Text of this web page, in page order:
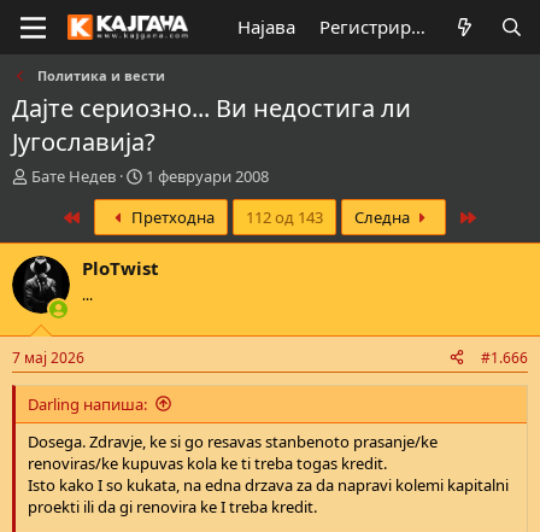
Најава Регистрирај се
Политика и вести
Даjте сериозно... Ви недостига ли
Jугославиjа?
К
а
т
о
р
н
т
е
м
а
т
а
Бате Недев
В
р
е
м
е
п
о
ч
н
у
в
а
1 февруари 2008
Претходна 112 од 143 Следна
PloTwist
...
7 мај 2026 #1.666
Darling напиша:
Dosega. Zdravje, ke si go resavas stanbenoto prasanje/ke
renoviras/ke kupuvas kola ke ti treba togas kredit.
Isto kako I so kukata, na edna drzava za da napravi kolemi kapitalni
proekti ili da gi renovira ke I treba kredit.